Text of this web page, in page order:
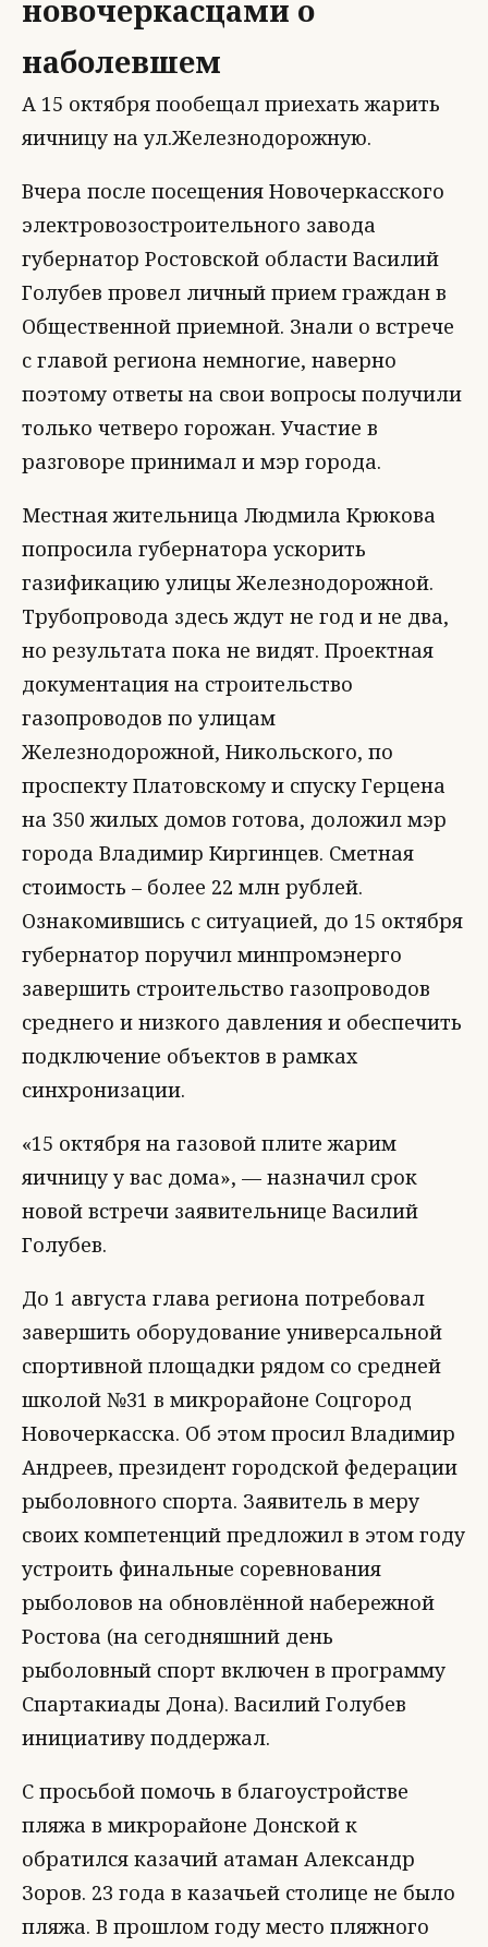
новочеркасцами о
наболевшем
А 15 октября пообещал приехать жарить
яичницу на ул.Железнодорожную.
Вчера после посещения Новочеркасского
электровозостроительного завода
губернатор Ростовской области Василий
Голубев провел личный прием граждан в
Общественной приемной. Знали о встрече
с главой региона немногие, наверно
поэтому ответы на свои вопросы получили
только четверо горожан. Участие в
разговоре принимал и мэр города.
Местная жительница Людмила Крюкова
попросила губернатора ускорить
газификацию улицы Железнодорожной.
Трубопровода здесь ждут не год и не два,
но результата пока не видят. Проектная
документация на строительство
газопроводов по улицам
Железнодорожной, Никольского, по
проспекту Платовскому и спуску Герцена
на 350 жилых домов готова, доложил мэр
города Владимир Киргинцев. Сметная
стоимость – более 22 млн рублей.
Ознакомившись с ситуацией, до 15 октября
губернатор поручил минпромэнерго
завершить строительство газопроводов
среднего и низкого давления и обеспечить
подключение объектов в рамках
синхронизации.
«15 октября на газовой плите жарим
яичницу у вас дома», — назначил срок
новой встречи заявительнице Василий
Голубев.
До 1 августа глава региона потребовал
завершить оборудование универсальной
спортивной площадки рядом со средней
школой №31 в микрорайоне Соцгород
Новочеркасска. Об этом просил Владимир
Андреев, президент городской федерации
рыболовного спорта. Заявитель в меру
своих компетенций предложил в этом году
устроить финальные соревнования
рыболовов на обновлённой набережной
Ростова (на сегодняшний день
рыболовный спорт включен в программу
Спартакиады Дона). Василий Голубев
инициативу поддержал.
С просьбой помочь в благоустройстве
пляжа в микрорайоне Донской к
обратился казачий атаман Александр
Зоров. 23 года в казачьей столице не было
пляжа. В прошлом году место пляжного